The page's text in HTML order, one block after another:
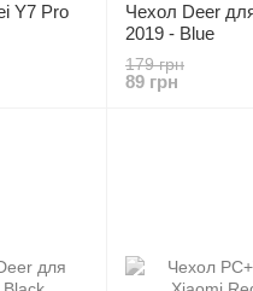
Y7 Pro
Чехол Deer
2019 - Blue
179 грн
89 грн